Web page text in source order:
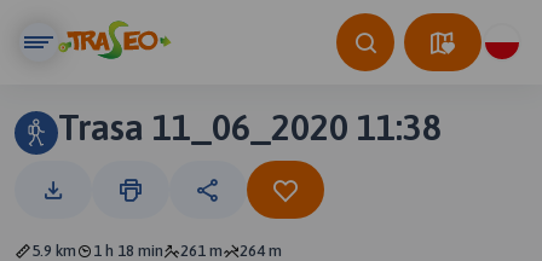
Trasa 11_06_2020 11:38
5.9 km 1 h 18 min 261 m
264 m